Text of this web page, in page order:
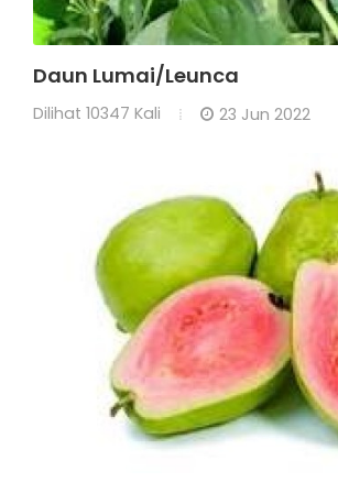
Daun Lumai/Leunca
Dilihat 10347 Kali 23 Jun 2022